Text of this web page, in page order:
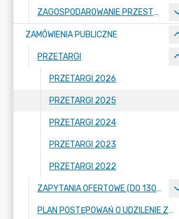
ZAGOSPODAROWANIE PRZESTRZENNE
ZAMÓWIENIA PUBLICZNE
PRZETARGI
PRZETARGI 2026
PRZETARGI 2025
PRZETARGI 2024
PRZETARGI 2023
PRZETARGI 2022
ZAPYTANIA OFERTOWE (DO 130.000 ZŁOTYCH NETTO)
PLAN POSTĘPOWAŃ O UDZILENIE ZAMÓWIEŃ PUBLICZNYCH